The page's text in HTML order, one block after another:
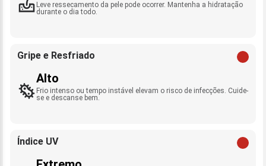
Leve ressecamento da pele pode ocorrer. Mantenha a hidratação
durante o dia todo.
Gripe e Resfriado
Alto
Frio intenso ou tempo instável elevam o risco de infecções. Cuide-
se e descanse bem.
Índice UV